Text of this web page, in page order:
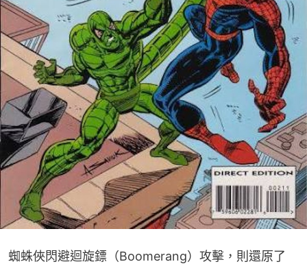
蜘蛛俠閃避迴旋鏢（Boomerang）攻擊，則還原了